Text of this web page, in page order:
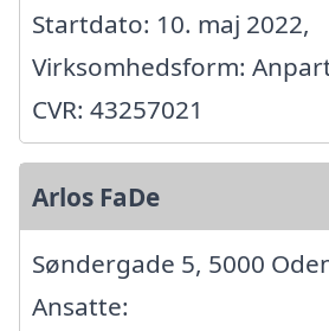
Startdato: 10. maj 2022,
Virksomhedsform:
CVR: 43257021
Arlos FaDe
Søndergade 5, 5000
Ansatte: